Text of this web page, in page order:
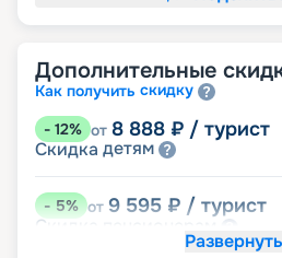
Дополнительные
Как получить скидку
- 12% от 8 888 ₽ / турист
Скидка детям
-5% от 9 595 ₽ / турист
Скидка
именинникамРазвернуть